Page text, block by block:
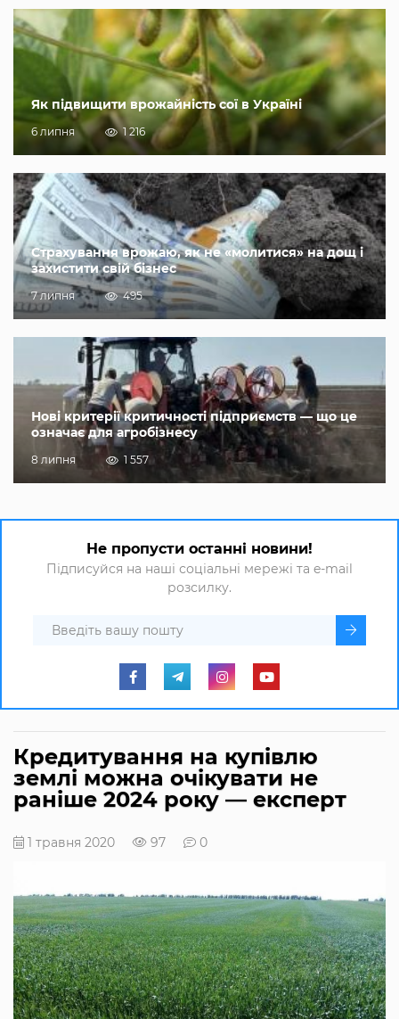
Як підвищити врожайність сої в Україні
6 липня 1 216
Страхування врожаю, як не «молитися» на дощ і
захистити свій бізнес
7 липня 495
Нові критерії критичності підприємств — що це
означає для агробізнесу
8 липня 1 557
Не пропусти останні новини!
Підписуйся на наші соціальні мережі та e-mail
розсилку.
Кредитування на купівлю
землі можна очікувати не
раніше 2024 року — експерт
1 травня 2020 97 0